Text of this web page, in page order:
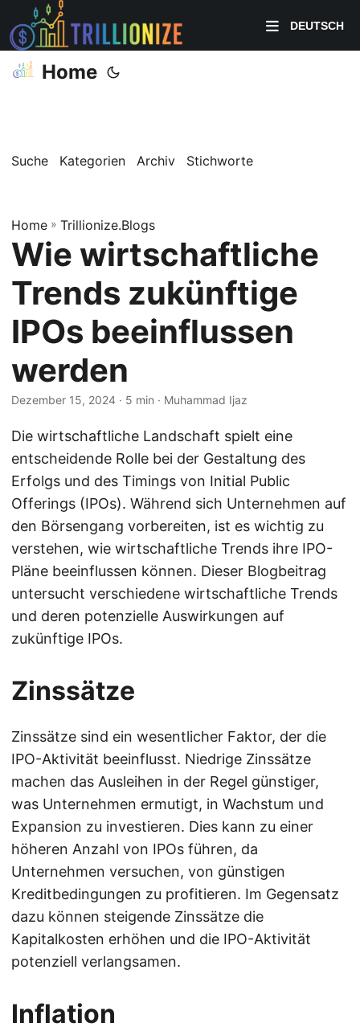
DEUTSCH
Home
Suche Kategorien Archiv Stichworte
Home » Trillionize.Blogs
Wie wirtschaftliche
Trends zukünftige
IPOs beeinflussen
werden
Dezember 15, 2024 · 5 min · Muhammad Ijaz
Die wirtschaftliche Landschaft spielt eine
entscheidende Rolle bei der Gestaltung des
Erfolgs und des Timings von Initial Public
Offerings (IPOs). Während sich Unternehmen auf
den Börsengang vorbereiten, ist es wichtig zu
verstehen, wie wirtschaftliche Trends ihre IPO-
Pläne beeinflussen können. Dieser Blogbeitrag
untersucht verschiedene wirtschaftliche Trends
und deren potenzielle Auswirkungen auf
zukünftige IPOs.
Zinssätze
Zinssätze sind ein wesentlicher Faktor, der die
IPO-Aktivität beeinflusst. Niedrige Zinssätze
machen das Ausleihen in der Regel günstiger,
was Unternehmen ermutigt, in Wachstum und
Expansion zu investieren. Dies kann zu einer
höheren Anzahl von IPOs führen, da
Unternehmen versuchen, von günstigen
Kreditbedingungen zu profitieren. Im Gegensatz
dazu können steigende Zinssätze die
Kapitalkosten erhöhen und die IPO-Aktivität
potenziell verlangsamen.
Inflation